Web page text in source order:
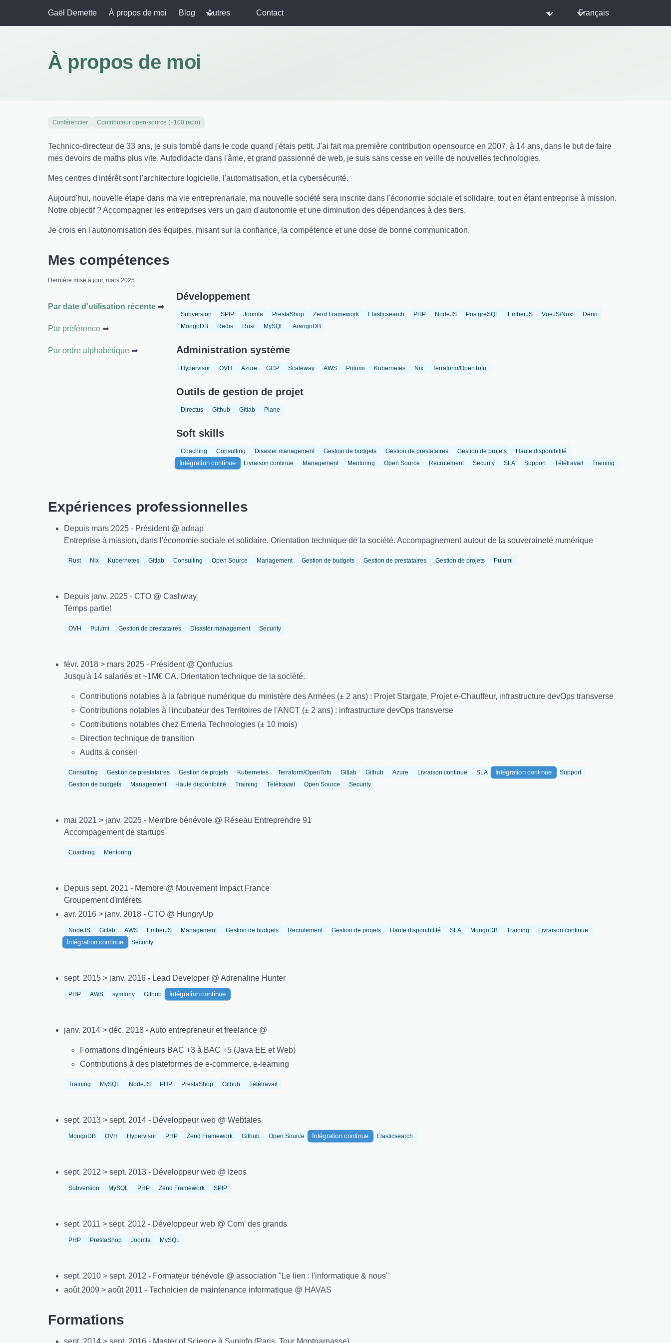
Gaël Demette À propos de moi Blog Autres Contact ◐ Français
À propos de moi
Conférencier Contributeur open-source (+100 repo)
Technico-directeur de 33 ans, je suis tombé dans le code quand j'étais petit. J'ai fait ma première contribution opensource en 2007, à 14 ans, dans le but de faire
mes devoirs de maths plus vite. Autodidacte dans l'âme, et grand passionné de web, je suis sans cesse en veille de nouvelles technologies.
Mes centres d'intérêt sont l'architecture logicielle, l'automatisation, et la cybersécurité.
Aujourd'hui, nouvelle étape dans ma vie entreprenariale, ma nouvelle société sera inscrite dans l'économie sociale et solidaire, tout en étant entreprise à mission.
Notre objectif ? Accompagner les entreprises vers un gain d'autonomie et une diminution des dépendances à des tiers.
Je crois en l'autonomisation des équipes, misant sur la confiance, la compétence et une dose de bonne communication.
Mes compétences
Dernière mise à jour, mars 2025
Par date d'utilisation récente
Par préférence
Par ordre alphabétique
Développement
Subversion SPIP Joomla PrestaShop Zend Framework Elasticsearch PHP NodeJS PostgreSQL EmberJS VueJS/Nuxt
Deno
MongoDB
Redis Rust MySQL ArangoDB
Administration système
Hypervisor OVH Azure GCP Scaleway AWS Pulumi Kubernetes Nix Terraform/OpenTofu
Outils de gestion de projet
Directus Github Gitlab Plane
Soft skills
Coaching Consulting Disaster management Gestion de budgets Gestion de prestataires Gestion de projets Haute disponibilité
Intégration continue Livraison continue Management Mentoring Open Source Recrutement Security SLA Support Télétravail Training
Expériences professionnelles
Depuis mars 2025 - Président @ adnap
Entreprise à mission, dans l'économie sociale et solidaire. Orientation technique de la société. Accompagnement autour de la souveraineté numérique
Rust Nix Kubernetes Gitlab Consulting Open Source Management Gestion de budgets Gestion de prestataires Gestion de projets Pulumi
Depuis janv. 2025 - CTO @ Cashway
Temps partiel
OVH Pulumi Gestion de prestataires Disaster management Security
févr. 2018 > mars 2025 - Président @ Qonfucius
Jusqu'à 14 salariés et ~1M€ CA. Orientation technique de la société.
Contributions notables à la fabrique numérique du ministère des Armées (± 2 ans) : Projet Stargate, Projet e-Chauffeur, infrastructure devOps transverse
Contributions notables à l'incubateur des Territoires de l'ANCT (± 2 ans) : infrastructure devOps transverse
Contributions notables chez Emeria Technologies (± 10 mois)
Direction technique de transition
Audits & conseil
Consulting Gestion de prestataires Gestion de projets Kubernetes Terraform/OpenTofu Gitlab Github Azure Livraison continue SLA Intégration continue
Support
Gestion de budgets
Management Haute disponibilité Training Télétravail Open Source Security
mai 2021 > janv. 2025 - Membre bénévole @ Réseau Entreprendre 91
Accompagement de startups
Coaching Mentoring
Depuis sept. 2021 - Membre @ Mouvement Impact France
Groupement d'intérets
avr. 2016 > janv. 2018 - CTO @ HungryUp
NodeJS Gitlab AWS EmberJS Management Gestion de budgets Recrutement Gestion de projets Haute disponibilité SLA MongoDB Training Livraison continue
Intégration continue Security
sept. 2015 > janv. 2016 - Lead Developer @ Adrenaline Hunter
PHP AWS symfony Github Intégration continue
janv. 2014 > déc. 2018 - Auto entrepreneur et freelance @
Formations d'ingénieurs BAC +3 à BAC +5 (Java EE et Web)
Contributions à des plateformes de e-commerce, e-learning
Training MySQL NodeJS PHP PrestaShop Github Télétravail
sept. 2013 > sept. 2014 - Développeur web @ Webtales
MongoDB OVH Hypervisor PHP Zend Framework Github Open Source Intégration continue Elasticsearch
sept. 2012 > sept. 2013 - Développeur web @ Izeos
Subversion MySQL PHP Zend Framework SPIP
sept. 2011 > sept. 2012 - Développeur web @ Com' des grands
PHP PrestaShop Joomla MySQL
sept. 2010 > sept. 2012 - Formateur bénévole @ association "Le lien : l'informatique & nous"
août 2009 > août 2011 - Technicien de maintenance informatique @ HAVAS
Formations